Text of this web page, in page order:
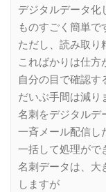
デジタルデータ化
ものすごく簡単で
ただし、読み取り
こればかりは仕方
自分の目で確認す
だいぶ手間は減り
名刺をデジタルデ
一斉メール配信し
一括して処理がで
名刺データは、大
しますが